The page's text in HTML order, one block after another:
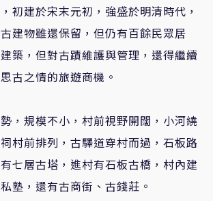
初建於宋末元初，強盛於明清時代，
建物雖還保留，但仍有百餘民眾居
築，但對古蹟維護與管理，還得繼續
古之情的旅遊商機。
，規模不小，村前視野開闊，小河繞
村前排列，古驛道穿村而過，石板路
七層古塔，進村有石板古橋，村內建
塾，還有古商街、古錢莊。